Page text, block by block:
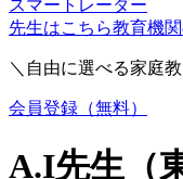
スマートレーダー
先生はこちら教育機
＼自由に選べる家庭教
会員登録（無料）
A.I先生（